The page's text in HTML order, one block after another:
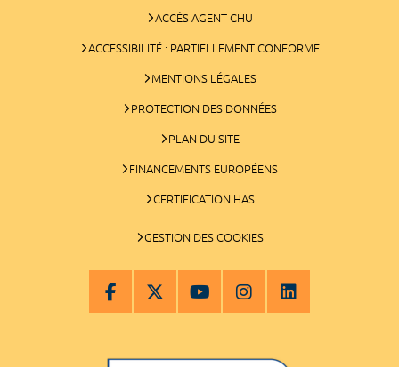
ACCÈS AGENT CHU
ACCESSIBILITÉ : PARTIELLEMENT CONFORME
MENTIONS LÉGALES
PROTECTION DES DONNÉES
PLAN DU SITE
FINANCEMENTS EUROPÉENS
CERTIFICATION HAS
GESTION DES COOKIES